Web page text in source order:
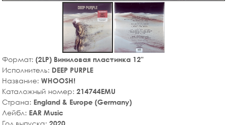
Формат: (2LP) Виниловая пластинка 12"
Исполнитель: DEEP PURPLE
Название: WHOOSH!
Каталожный номер: 214744EMU
Страна: England & Europe (Germany)
Лейбл: EAR Music
Год выпуска: 2020